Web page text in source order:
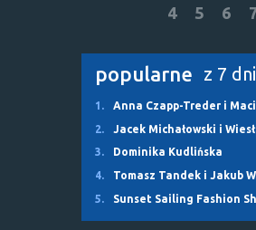
4
5 6
popularne z 7 dni
1. Anna Czapp-Treder i
2.
Jacek Michałowski i
3.
Dominika Kudlińska
4.
Tomasz Tandek i Jakub
5.
Sunset Sailing Fashion